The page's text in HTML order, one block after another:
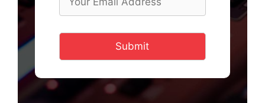
Submit